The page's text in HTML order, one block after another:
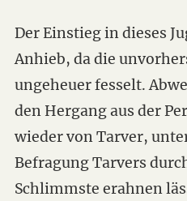
Der Einstieg in dieses
Anhieb, da die
ungeheuer fesselt.
den Hergang aus der
wieder von Tarver,
Befragung Tarvers
Schlimmste erahnen